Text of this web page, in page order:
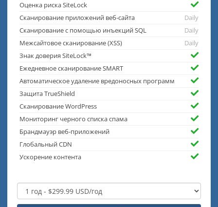
Оценка риска SiteLock
Сканирование приложений веб-сайта
Daily
Сканирование с помощью инъекций SQL
Daily
Межсайтовое сканирование (XSS)
Daily
Знак доверия SiteLock™
Ежедневное сканирование SMART
Автоматическое удаление вредоносных программ
Защита TrueShield
Сканирование WordPress
Мониторинг черного списка спама
Брандмауэр веб-приложений
Глобальный CDN
Ускорение контента